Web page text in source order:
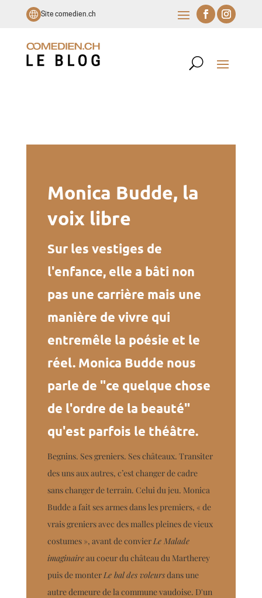
Site comedien.ch
Monica Budde, la
voix libre
Sur les vestiges de
l'enfance, elle a bâti non
pas une carrière mais une
manière de vivre qui
entremêle la poésie et le
réel. Monica Budde nous
parle de "ce quelque chose
de l'ordre de la beauté"
qu'est parfois le théâtre.
Begnins. Ses greniers. Ses châteaux. Transiter
des uns aux autres, c’est changer de cadre
sans changer de terrain. Celui du jeu. Monica
Budde a fait ses armes dans les premiers, « de
vrais greniers avec des malles pleines de vieux
costumes », avant de convierLe Malade
imaginaireau coeur du château du Martherey
puis de monterLe bal des voleursdans une
autre demeure de la commune vaudoise. D'un